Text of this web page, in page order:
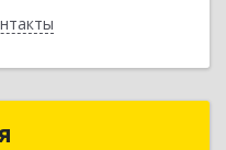
Евгения